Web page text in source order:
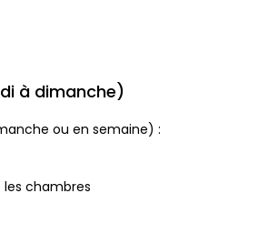
à dimanche)
ou en semaine) :
chambres